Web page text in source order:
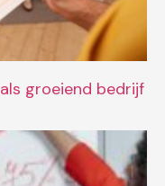
groeiend bedrijf